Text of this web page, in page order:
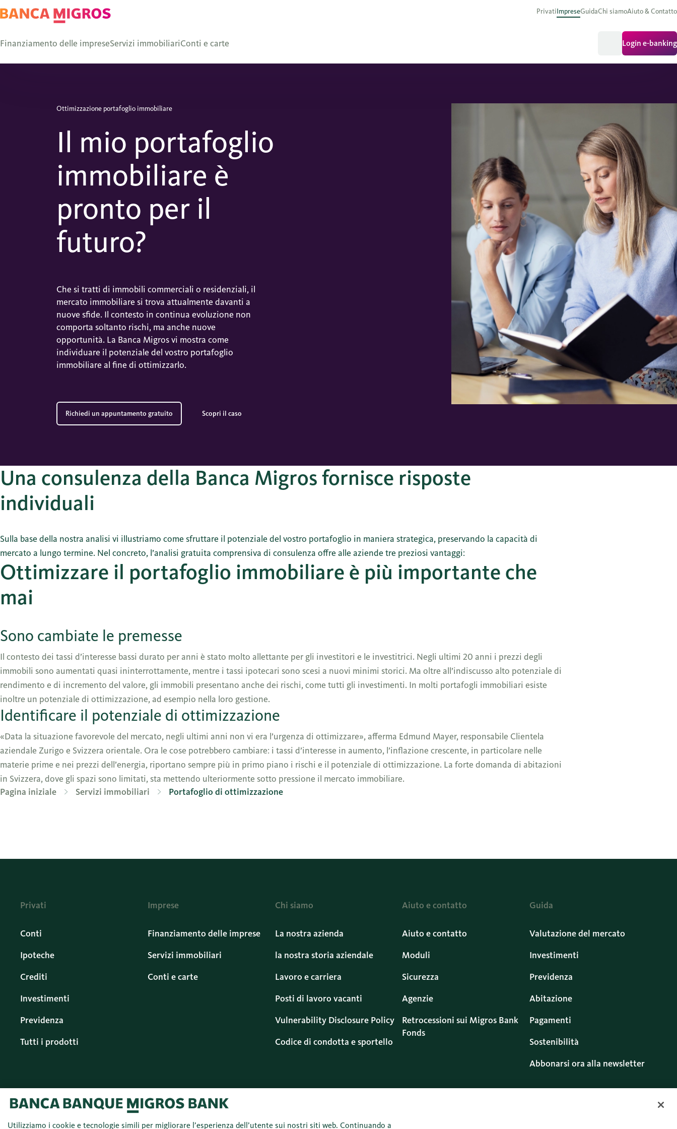
PrivatiImpreseGuidaChi siamoAiuto & Contatto
Finanziamento delle impreseServizi immobiliariConti e carte Login e-banking
Ottimizzazione portafoglio immobiliare
Il mio portafoglio
immobiliare è
pronto per il
futuro?
Che si tratti di immobili commerciali o residenziali, il
mercato immobiliare si trova attualmente davanti a
nuove sfide. Il contesto in continua evoluzione non
comporta soltanto rischi, ma anche nuove
opportunità. La Banca Migros vi mostra come
individuare il potenziale del vostro portafoglio
immobiliare al fine di ottimizzarlo.
Richiedi un appuntamento gratuito Scopri il caso
Una consulenza della Banca Migros fornisce risposte
individuali
Sulla base della nostra analisi vi illustriamo come sfruttare il potenziale del vostro portafoglio in maniera strategica, preservando la capacità di
mercato a lungo termine. Nel concreto, l’analisi gratuita comprensiva di consulenza offre alle aziende tre preziosi vantaggi:
Ottimizzare il portafoglio immobiliare è più importante che
mai
Sono cambiate le premesse
Il contesto dei tassi d’interesse bassi durato per anni è stato molto allettante per gli investitori e le investitrici. Negli ultimi 20 anni i prezzi degli
immobili sono aumentati quasi ininterrottamente, mentre i tassi ipotecari sono scesi a nuovi minimi storici. Ma oltre all’indiscusso alto potenziale di
rendimento e di incremento del valore, gli immobili presentano anche dei rischi, come tutti gli investimenti. In molti portafogli immobiliari esiste
inoltre un potenziale di ottimizzazione, ad esempio nella loro gestione.
Identificare il potenziale di ottimizzazione
«Data la situazione favorevole del mercato, negli ultimi anni non vi era l’urgenza di ottimizzare», afferma Edmund Mayer, responsabile Clientela
aziendale Zurigo e Svizzera orientale. Ora le cose potrebbero cambiare: i tassi d’interesse in aumento, l’inflazione crescente, in particolare nelle
materie prime e nei prezzi dell’energia, riportano sempre più in primo piano i rischi e il potenziale di ottimizzazione. La forte domanda di abitazioni
in Svizzera, dove gli spazi sono limitati, sta mettendo ulteriormente sotto pressione il mercato immobiliare.
Pagina iniziale
Servizi immobiliari Portafoglio di ottimizzazione
Privati
Conti
Ipoteche
Crediti
Investimenti
Previdenza
Tutti i prodotti
Imprese
Finanziamento delle imprese
Servizi immobiliari
Conti e carte
Chi siamo
La nostra azienda
la nostra storia aziendale
Lavoro e carriera
Posti di lavoro vacanti
Vulnerability Disclosure Policy
Codice di condotta e sportello
Aiuto e contatto
Aiuto e contatto
Moduli
Sicurezza
Agenzie
Retrocessioni sui Migros Bank
Fonds
Guida
Valutazione del mercato
Investimenti
Previdenza
Abitazione
Pagamenti
Sostenibilità
Abbonarsi ora alla newsletter
Utilizziamo i cookie e tecnologie simili per migliorare l’esperienza dell’utente sui nostri siti web. Continuando a